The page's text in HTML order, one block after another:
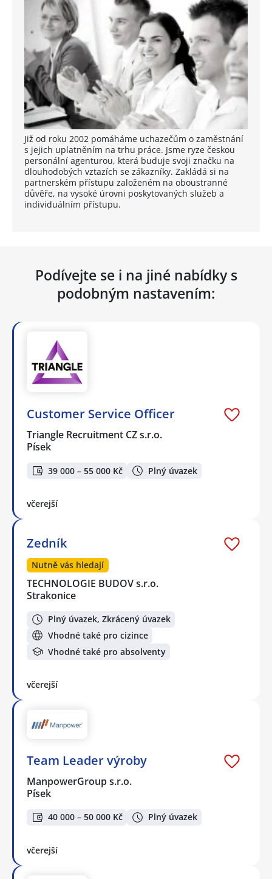
Již od roku 2002 pomáháme uchazečům o zaměstnání
s jejich uplatněním na trhu práce. Jsme ryze českou
personální agenturou, která buduje svoji značku na
dlouhodobých vztazích se zákazníky. Zakládá si na
partnerském přístupu založeném na oboustranné
důvěře, na vysoké úrovni poskytovaných služeb a
individuálním přístupu.
Podívejte se i na jiné nabídky s
podobným nastavením:
Customer Service Officer
Triangle Recruitment CZ s.r.o.
Písek
39 000 – 55 000 Kč Plný úvazek
včerejší
Zedník
Nutně vás hledají
TECHNOLOGIE BUDOV s.r.o.
Strakonice
Plný úvazek, Zkrácený úvazek
Vhodné také pro cizince
Vhodné také pro absolventy
včerejší
Team Leader výroby
ManpowerGroup s.r.o.
Písek
40 000 – 50 000 Kč Plný úvazek
včerejší